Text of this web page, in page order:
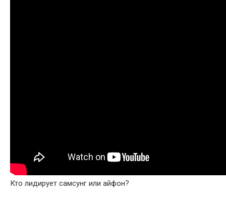
Кто лидирует самсунг или айфон?